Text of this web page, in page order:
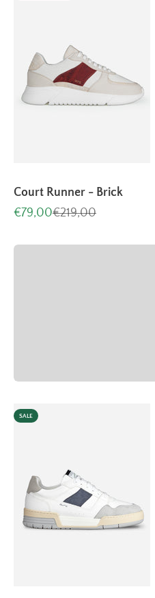
Court Runner - Brick
Aanbiedingsprijs
€79,00Normale prijs
€219,00
SALE